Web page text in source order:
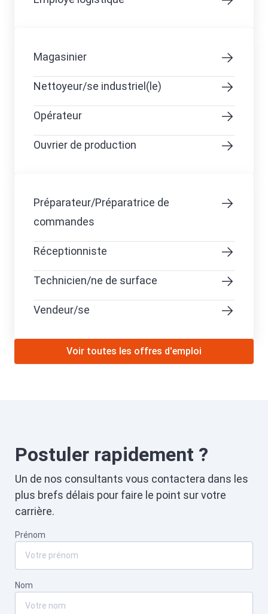
Magasinier
Nettoyeur/se industriel(le)
Opérateur
Ouvrier de production
Préparateur/Préparatrice de
commandes
Réceptionniste
Technicien/ne de surface
Vendeur/se
Voir toutes les offres d'emploi
Postuler rapidement ?
Un de nos consultants vous contactera dans les
plus brefs délais pour faire le point sur votre
carrière.
Prénom
Nom